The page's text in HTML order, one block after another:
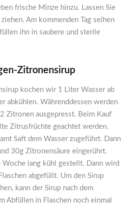
frische Minze hinzu. Lassen Sie
Am kommenden Tag seihen
ihn in saubere und sterile
Zitronensirup
kochen wir 1 Liter Wasser ab
abkühlen. Währenddessen werden
Zitronen ausgepresst. Beim Kauf
Zitrusfrüchte geachtet werden.
Saft dem Wasser zugeführt. Dann
30g Zitronensäure eingerührt.
lang kühl gestellt. Dann wird
abgefüllt. Um den Sirup
kann der Sirup nach dem
Abfüllen in Flaschen noch einmal